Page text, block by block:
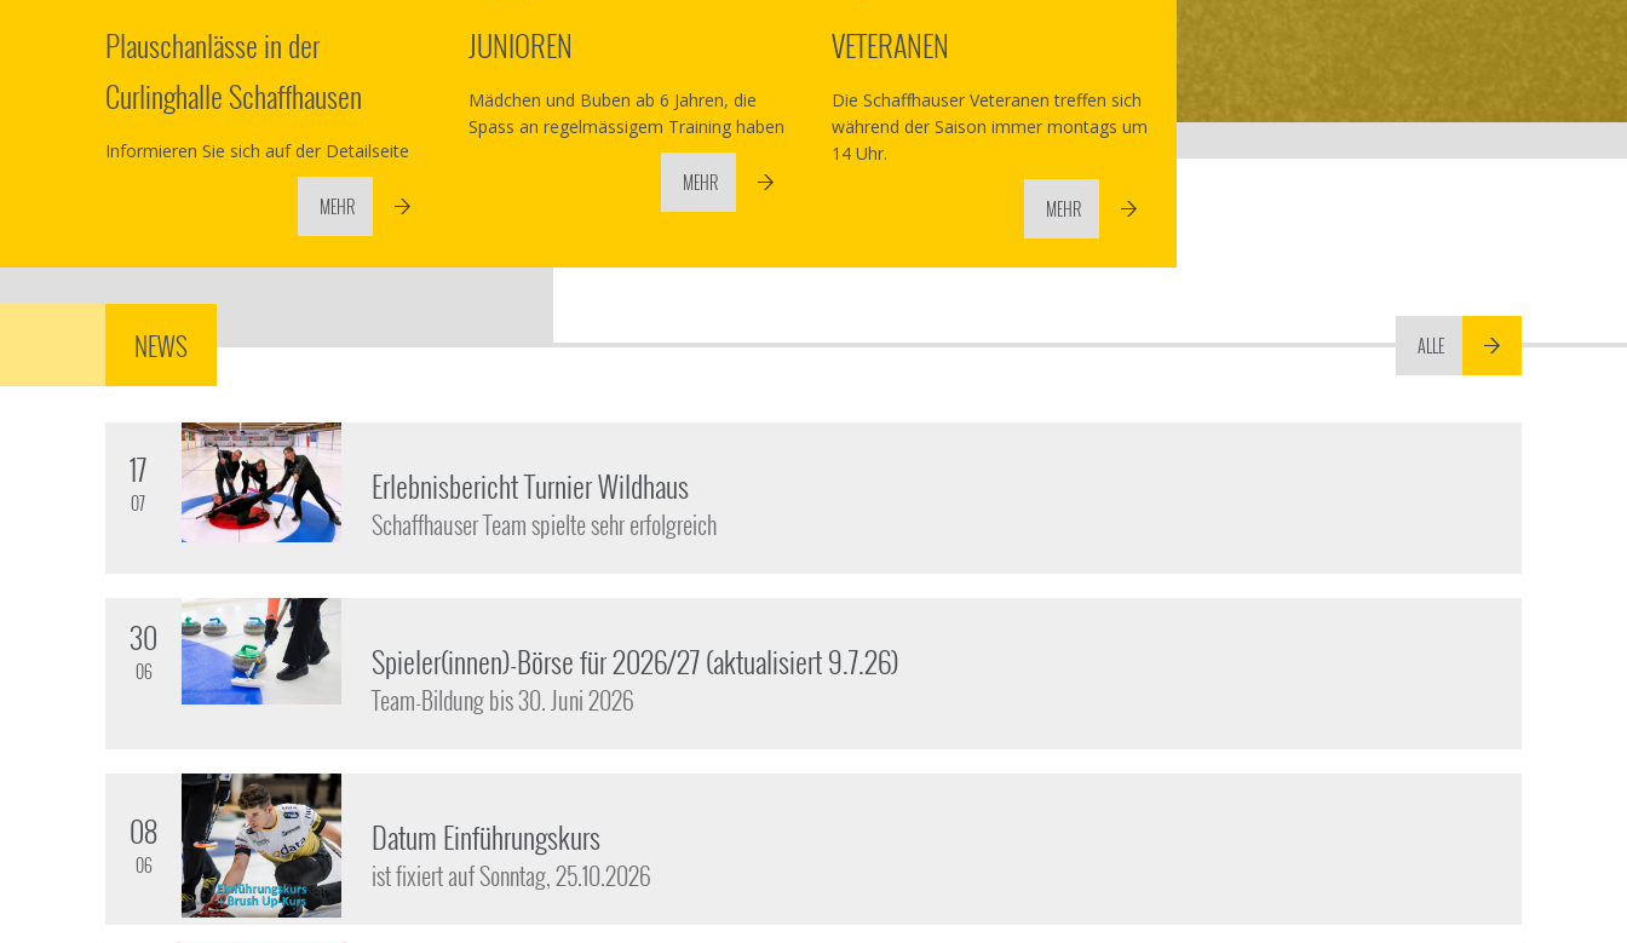
Plauschanlässe in der
Curlinghalle Schaffhausen
Informieren Sie sich auf der Detailseite
MEHR
JUNIOREN
Mädchen und Buben ab 6 Jahren, die
Spass an regelmässigem Training haben
MEHR
VETERANEN
Die Schaffhauser Veteranen treffen sich
während der Saison immer montags um
14 Uhr.
MEHR
NEWS ALLE
17
07 Erlebnisbericht Turnier Wildhaus
Schaffhauser Team spielte sehr erfolgreich
30
06 Spieler(innen)-Börse für 2026/27 (aktualisiert 9.7.26)
Team-Bildung bis 30. Juni 2026
08
06
Datum Einführungskurs
ist fixiert auf Sonntag, 25.10.2026